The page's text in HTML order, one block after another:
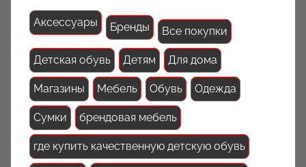
Аксессуары Бренды Все покупки
Детская обувь Детям Для дома
Магазины Мебель Обувь Одежда
Сумки брендовая мебель
где купить качественную детскую обувь